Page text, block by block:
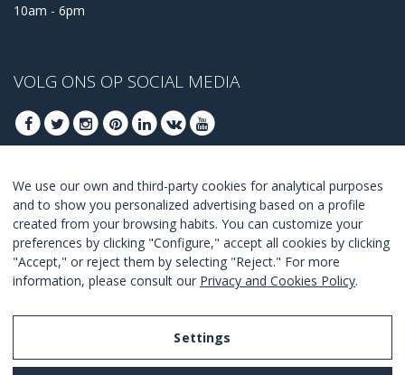
10am - 6pm
VOLG ONS OP SOCIAL MEDIA
MELD U AAN VOOR ONZE BESTE DEALS
AANMELDEN
Ik ga akkoord met devoorwaarden en condities.
We use our own and third-party cookies for analytical purposes
and to show you personalized advertising based on a profile
created from your browsing habits. You can customize your
preferences by clicking "Configure," accept all cookies by clicking
"Accept," or reject them by selecting "Reject." For more
information, please consult our Privacy and Cookies Policy.
Settings
Legal Notice